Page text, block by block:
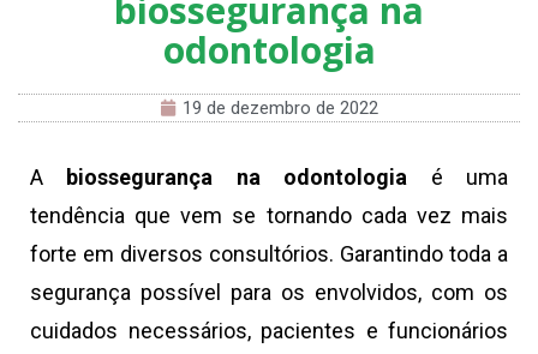
odontologia
19 de dezembro de 2022
A biossegurança na odontologia é uma
tendência que vem se tornando cada vez mais
forte em diversos consultórios. Garantindo toda a
segurança possível para os envolvidos, com os
cuidados necessários, pacientes e funcionários